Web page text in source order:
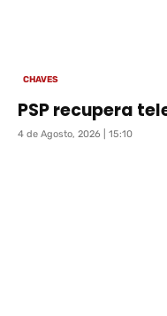
CHAVES
PSP recupera
4 de Agosto, 2026 | 15:10